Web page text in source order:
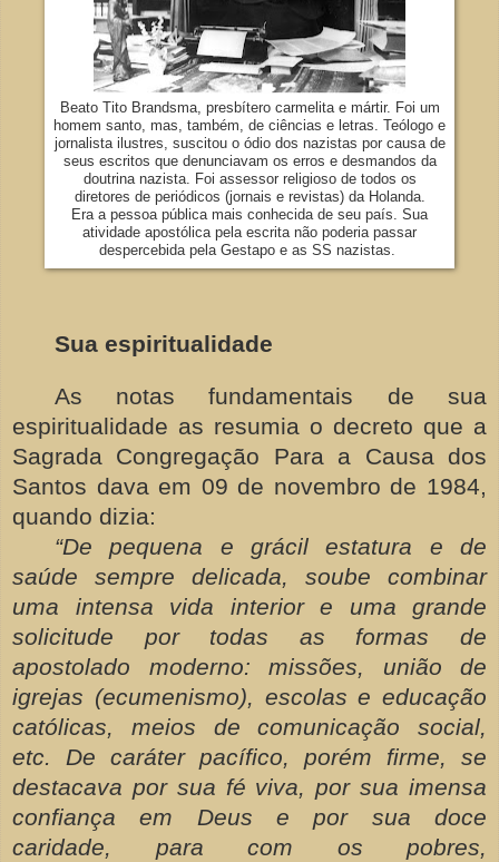
Beato Tito Brandsma, presbítero carmelita e mártir. Foi um
homem santo, mas, também, de ciências e letras. Teólogo e
jornalista ilustres, suscitou o ódio dos nazistas por causa de
seus escritos que denunciavam os erros e desmandos da
doutrina nazista. Foi assessor religioso de todos os
diretores de periódicos (jornais e revistas) da Holanda.
Era a pessoa pública mais conhecida de seu país. Sua
atividade apostólica pela escrita não poderia passar
despercebida pela Gestapo e as SS nazistas.
Sua espiritualidade
As notas fundamentais de sua
espiritualidade as resumia o decreto que a
Sagrada Congregação Para a Causa dos
Santos dava em 09 de novembro de 1984,
quando dizia:
“De pequena e grácil estatura e de
saúde sempre delicada, soube combinar
uma intensa vida interior e uma grande
solicitude por todas as formas de
apostolado moderno: missões, união de
igrejas (ecumenismo), escolas e educação
católicas, meios de comunicação social,
etc. De caráter pacífico, porém firme, se
destacava por sua fé viva, por sua imensa
confiança em Deus e por sua doce
caridade, para com os pobres,